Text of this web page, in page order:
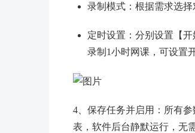
录制模式：根据需求选
定时设置：分别设置【
录制1小时网课，可设置
4、保存任务并启用：所有
表，软件后台静默运行，无